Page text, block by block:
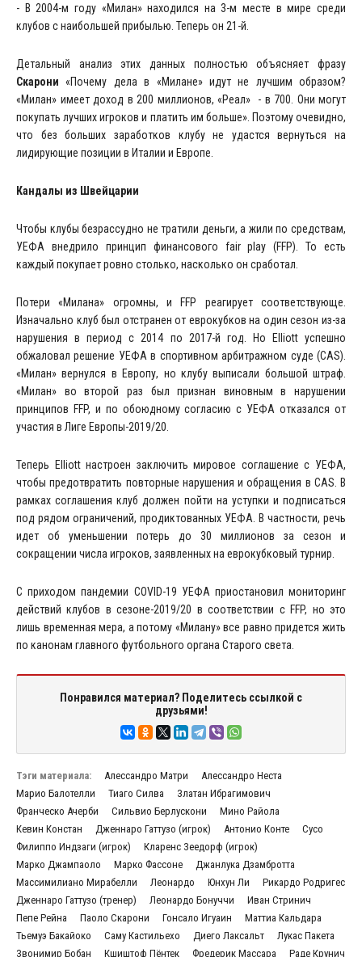
- В 2004-м году «Милан» находился на 3-м месте в мире среди
клубов с наибольшей прибылью. Теперь он 21-й.
Детальный анализ этих данных полностью объясняет фразу
Скарони «Почему дела в «Милане» идут не лучшим образом?
«Милан» имеет доход в 200 миллионов, «Реал» - в 700. Они могут
покупать лучших игроков и платить им больше». Поэтому очевидно,
что без больших заработков клубу не удастся вернуться на
лидирующие позиции в Италии и Европе.
Кандалы из Швейцарии
Чтобы клубы безрассудно не тратили деньги, а жили по средствам,
УЕФА внедрило принцип финансового fair play (FFP). То есть
каждый покупает ровно столько, насколько он сработал.
Потери «Милана» огромны, и FFP реагирует соответствующе.
Изначально клуб был отстранен от еврокубков на один сезон из-за
нарушения в период с 2014 по 2017-й год. Но Elliott успешно
обжаловал решение УЕФА в спортивном арбитражном суде (CAS).
«Милан» вернулся в Европу, но клубу выписали большой штраф.
«Милан» во второй раз был признан виновным в нарушении
принципов FFP, и по обоюдному согласию с УЕФА отказался от
участия в Лиге Европы-2019/20.
Теперь Elliott настроен заключить мировое соглашение с УЕФА,
чтобы предотвратить повторные нарушения и обращения в CAS. В
рамках соглашения клуб должен пойти на уступки и подписаться
под рядом ограничений, продиктованных УЕФА. В частности, речь
идет об уменьшении потерь до 30 миллионов за сезон и
сокращении числа игроков, заявленных на еврокубковый турнир.
С приходом пандемии COVID-19 УЕФА приостановил мониторинг
действий клубов в сезоне-2019/20 в соответствии с FFP, но это
лишь временная мера, а потому «Милану» все равно придется жить
по канонам главного футбольного органа Старого света.
Понравился материал? Поделитесь ссылкой с
друзьями!
Тэги материала: Алессандро Матри
Алессандро Неста
Марио Балотелли
Тиаго Силва
Златан Ибрагимович
Франческо Ачерби
Сильвио Берлускони
Мино Райола
Кевин Констан
Дженнаро Гаттузо (игрок) Антонио Конте
Сусо
Филиппо Индзаги (игрок)
Кларенс Зеедорф (игрок)
Марко Джампаоло
Марко Фассоне
Джанлука Дзамбротта
Массимилиано Мирабелли
Леонардо Юнхун Ли
Рикардо Родригес
Дженнаро Гаттузо (тренер)
Леонардо Бонуччи
Иван Стринич
Пепе Рейна
Паоло Скарони Гонсало Игуаин
Маттиа Кальдара
Тьемуэ Бакайоко
Саму Кастильехо Диего Лаксальт
Лукас Пакета
Звонимир Бобан
Кшиштоф Пёнтек Фредерик Массара Раде Крунич